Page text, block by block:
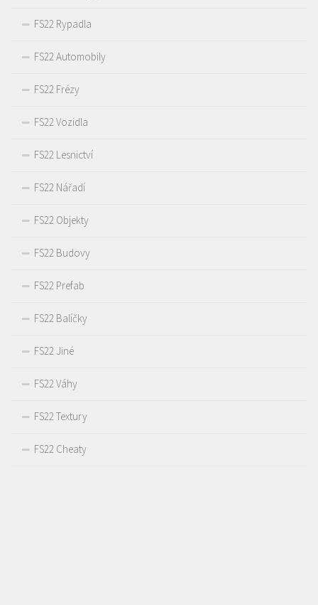
FS22 Rypadla
FS22 Automobily
FS22 Frézy
FS22 Vozidla
FS22 Lesnictví
FS22 Nářadí
FS22 Objekty
FS22 Budovy
FS22 Prefab
FS22 Balíčky
FS22 Jiné
FS22 Váhy
FS22 Textury
FS22 Cheaty